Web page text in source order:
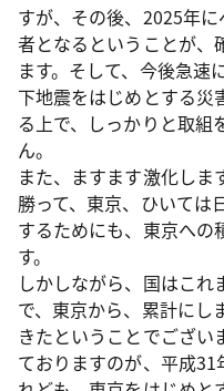
すが、その後、2025年
者となるということが、
ます。そして、今後急速
下地震をはじめとする災
る上で、しっかりと取組
ん。
また、ますます激化しま
勝って、東京、ひいては
するためにも、東京への
す。
しかしながら、国はこれ
で、東京から、累計にし
きたということでござい
ておりますのが、平成